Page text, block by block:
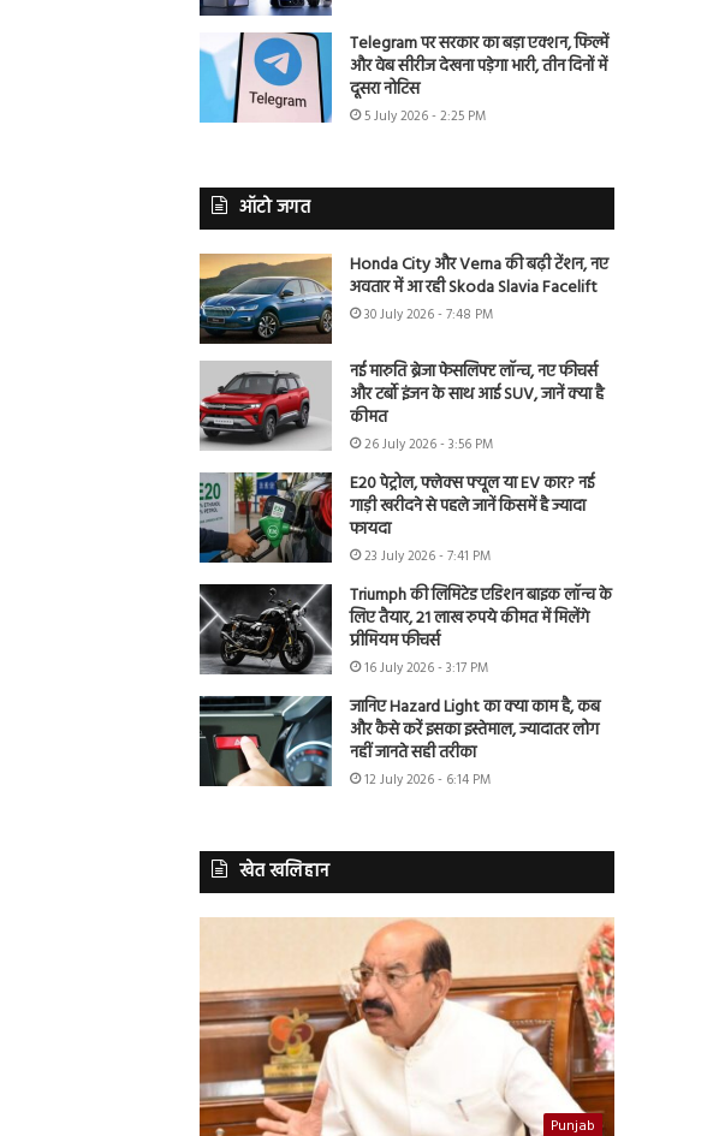
Telegram पर सरकार का बड़ा एक्शन, फिल्में
और वेब सीरीज देखना पड़ेगा भारी, तीन दिनों में
दूसरा नोटिस
5 July 2026 - 2:25 PM
ऑटो जगत
Honda City और Verna की बढ़ी टेंशन, नए
अवतार में आ रही Skoda Slavia Facelift
30 July 2026 - 7:48 PM
नई मारुति ब्रेजा फेसलिफ्ट लॉन्च, नए फीचर्स
और टर्बो इंजन के साथ आई SUV, जानें क्या है
कीमत
26 July 2026 - 3:56 PM
E20 पेट्रोल, फ्लेक्स फ्यूल या EV कार? नई
गाड़ी खरीदने से पहले जानें किसमें है ज्यादा
फायदा
23 July 2026 - 7:41 PM
Triumph की लिमिटेड एडिशन बाइक लॉन्च के
लिए तैयार, 21 लाख रुपये कीमत में मिलेंगे
प्रीमियम फीचर्स
16 July 2026 - 3:17 PM
जानिए Hazard Light का क्या काम है, कब
और कैसे करें इसका इस्तेमाल, ज्यादातर लोग
नहीं जानते सही तरीका
12 July 2026 - 6:14 PM
खेत खलिहान
Punjab